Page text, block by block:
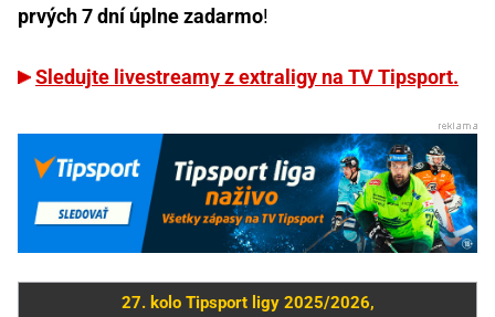
prvých 7 dní úplne zadarmo!
Sledujte livestreamy z extraligy na TV Tipsport.
27. kolo Tipsport ligy 2025/2026,